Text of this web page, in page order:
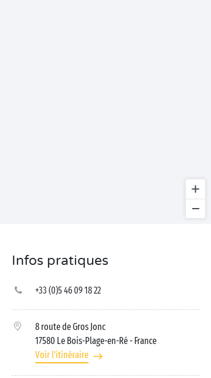
Infos pratiques
+33 (0)5 46 09 18 22
8 route de Gros Jonc
17580 Le Bois-Plage-en-Ré- France
Voir l'itinéraire